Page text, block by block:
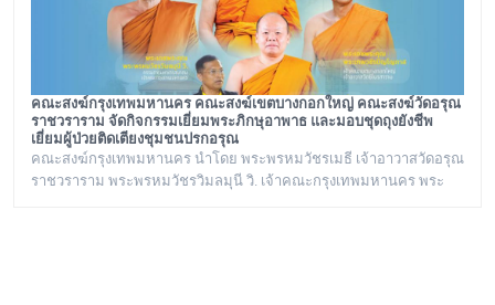
คณะสงฆ์กรุงเทพมหานคร คณะสงฆ์เขตบางกอกใหญ่ คณะสงฆ์วัดอรุณ
ราชวราราม จัดกิจกรรมเยี่ยมพระภิกษุอาพาธ และมอบชุดถุงยังชีพ
เยี่ยมผู้ป่วยติดเตียงชุมชนปรกอรุณ
คณะสงฆ์กรุงเทพมหานคร นำโดย พระพรหมวัชรเมธี เจ้าอาวาสวัดอรุณ
ราชวราราม พระพรหมวัชรวิมลมุนี วิ. เจ้าคณะกรุงเทพมหานคร พระ